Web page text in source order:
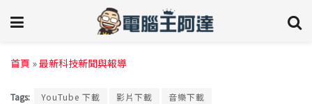
首頁 »最新科技新聞與報導
Tags: YouTube 下載 影片下載 音樂下載